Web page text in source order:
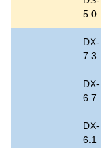
5.0
DX-
7.3
DX-
6.7
DX-
6.1